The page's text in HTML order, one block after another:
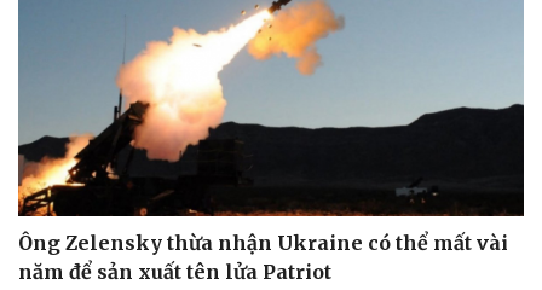
Ông Zelensky thừa nhận Ukraine có thể mất vài
năm để sản xuất tên lửa Patriot